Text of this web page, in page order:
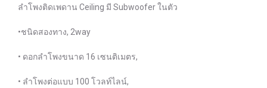
ลำโพงติดเพดาน Ceiling มี Subwoofer ในตัว
•ชนิดสองทาง, 2way
• ดอกลำโพงขนาด 16 เซนติเมตร,
• ลำโพงต่อแบบ 100 โวลท์ไลน์,